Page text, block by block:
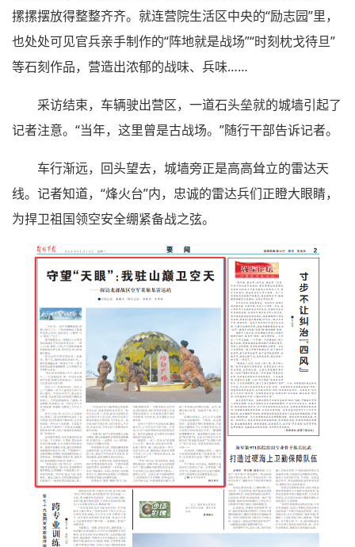
摞摞摆放得整整齐齐。就连营院生活区中央的“励志园”里，
也处处可见官兵亲手制作的“阵地就是战场”“时刻枕戈待旦”
等石刻作品，营造出浓郁的战味、兵味……
采访结束，车辆驶出营区，一道石头垒就的城墙引起了
记者注意。“当年，这里曾是古战场。”随行干部告诉记者。
车行渐远，回头望去，城墙旁正是高高耸立的雷达天
线。记者知道，“烽火台”内，忠诚的雷达兵们正瞪大眼睛，
为捍卫祖国领空安全绷紧备战之弦。